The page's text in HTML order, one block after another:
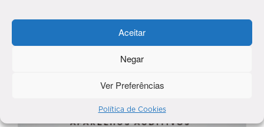
Aceitar
Negar
Ver Preferências
Política de Cookies